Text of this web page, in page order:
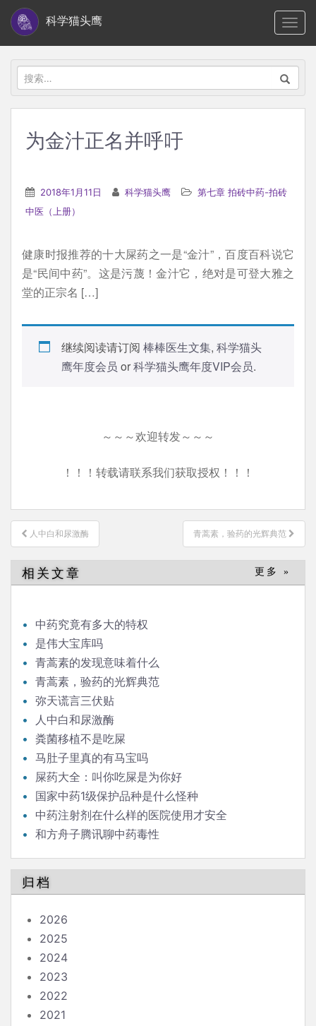
i
科学猫头鹰
搜
索：
为金汁正名并呼吁
2018年1月11日 科学猫头鹰
第七章 拍砖中药-拍砖
中医（上册）
健康时报推荐的十大屎药之一是“金汁”，百度百科说它
是“民间中药”。这是污蔑！金汁它，绝对是可登大雅之
堂的正宗名 […]
继续阅读请订阅 棒棒医生文集, 科学猫头
鹰年度会员 or科学猫头鹰年度VIP会员.
～～～欢迎转发～～～
！！！转载请联系我们获取授权！！！
文
章
导
航
人中白和尿激酶 青蒿素，验药的光辉典范
相关文章 更多 »
中药究竟有多大的特权
是伟大宝库吗
青蒿素的发现意味着什么
青蒿素，验药的光辉典范
弥天谎言三伏贴
人中白和尿激酶
粪菌移植不是吃屎
马肚子里真的有马宝吗
屎药大全：叫你吃屎是为你好
国家中药1级保护品种是什么怪种
中药注射剂在什么样的医院使用才安全
和方舟子腾讯聊中药毒性
归档
2026
2025
2024
2023
2022
2021